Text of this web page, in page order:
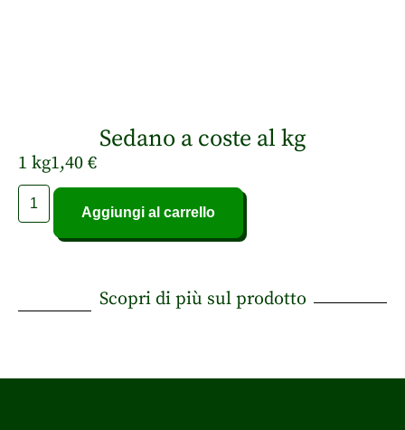
Sedano a coste al kg
1 kg1,40 €
Aggiungi al carrello
Scopri di più sul prodotto